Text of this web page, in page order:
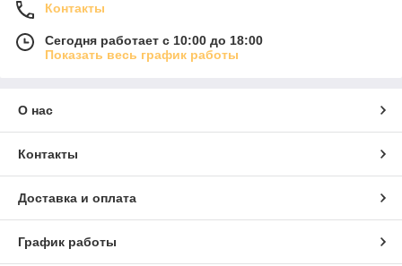
Контакты
Сегодня работает с 10:00 до 18:00
Показать весь график работы
О нас
Контакты
Доставка и оплата
График работы